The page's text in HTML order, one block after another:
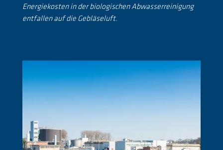
Energiekosten in der biologischen Abwasserreinigung
entfallen auf die Gebläseluft.